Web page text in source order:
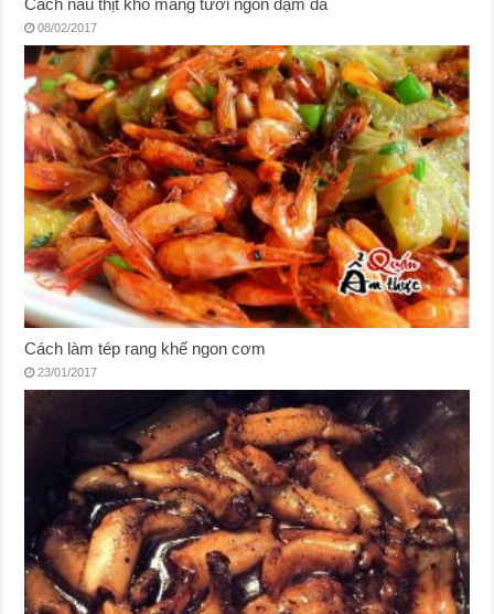
Cách nấu thịt kho măng tươi ngon đậm đà
08/02/2017
Cách làm tép rang khế ngon cơm
23/01/2017